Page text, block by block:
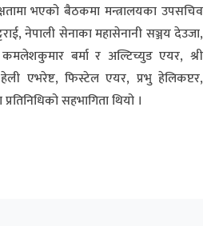
भएको बैठकमा मन्त्रालयका उपसचिव
नेपाली सेनाका महासेनानी सञ्जय देउजा,
बर्मा र अल्टिच्युड एयर, श्री
एभरेष्ट, फिस्टेल एयर, प्रभु हेलिकप्टर,
सहभागिता थियो ।